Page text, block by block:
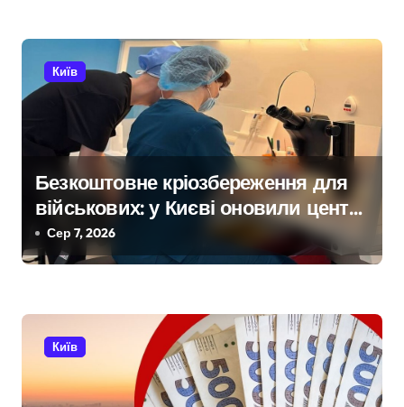
с
і
Київ
Безкоштовне кріозбереження для
військових: у Києві оновили центр
репродуктивної медицини
Сер 7, 2026
Київ